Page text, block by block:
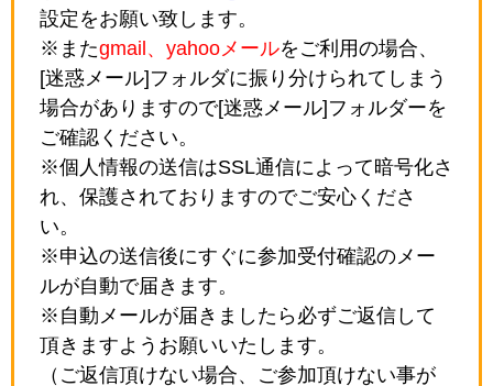
設定をお願い致します。
※またgmail、yahooメールをご利用の場合、
[迷惑メール]フォルダに振り分けられてしまう
場合がありますので[迷惑メール]フォルダーを
ご確認ください。
※個人情報の送信はSSL通信によって暗号化さ
れ、保護されておりますのでご安心くださ
い。
※申込の送信後にすぐに参加受付確認のメー
ルが自動で届きます。
※自動メールが届きましたら必ずご返信して
頂きますようお願いいたします。
（ご返信頂けない場合、ご参加頂けない事が